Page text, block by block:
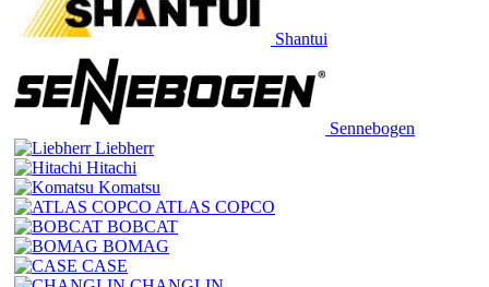
Shantui
Sennebogen
Liebherr
Hitachi
Komatsu
ATLAS COPCO
BOBCAT
BOMAG
CASE